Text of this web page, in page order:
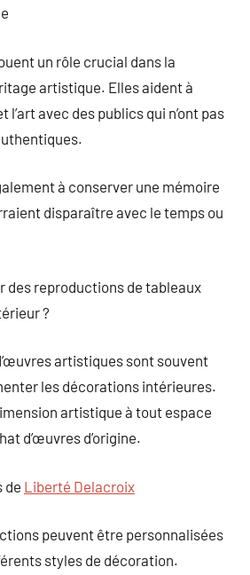
un rôle crucial dans la
artistique. Elles aident à
avec des publics qui n’ont pas
à conserver une mémoire
disparaître avec le temps ou
des reproductions de tableaux
?
artistiques sont souvent
les décorations intérieures.
artistique à tout espace
d’œuvres d’origine.
de Liberté Delacroix
peuvent être personnalisées
styles de décoration.